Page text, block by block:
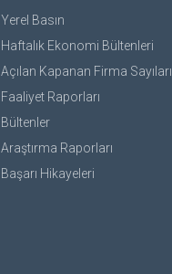
Yerel Basın
Haftalık Ekonomi Bültenleri
Açılan Kapanan Firma Sayıları
Faaliyet Raporları
Bültenler
Araştırma Raporları
Başarı Hikayeleri